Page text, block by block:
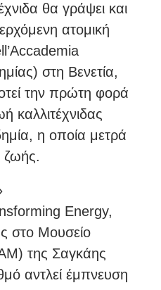
θα γράψει και
ατομική
στη Βενετία,
την πρώτη φορά
καλλιτέχνιδας
η οποία μετρά
Energy,
στο Μουσείο
της Σαγκάης
αντλεί έμπνευση